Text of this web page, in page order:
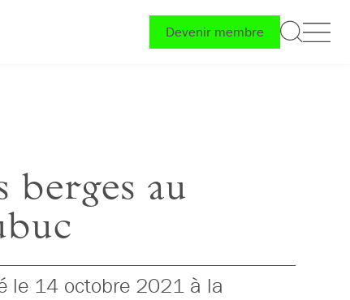
Devenir membre
berges au
le 14 octobre 2021 à la